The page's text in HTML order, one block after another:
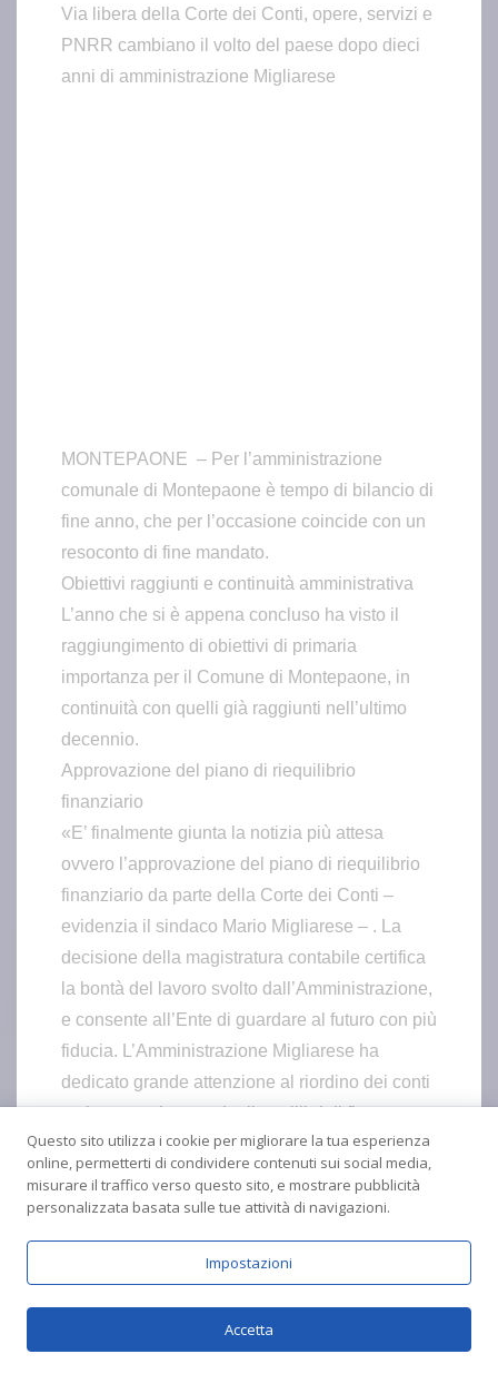
Via libera della Corte dei Conti, opere, servizi e
PNRR cambiano il volto del paese dopo dieci
anni di amministrazione Migliarese
MONTEPAONE – Per l’amministrazione
comunale di Montepaone è tempo di bilancio di
fine anno, che per l’occasione coincide con un
resoconto di fine mandato.
Obiettivi raggiunti e continuità amministrativa
L’anno che si è appena concluso ha visto il
raggiungimento di obiettivi di primaria
importanza per il Comune di Montepaone, in
continuità con quelli già raggiunti nell’ultimo
decennio.
Approvazione del piano di riequilibrio
finanziario
«E’ finalmente giunta la notizia più attesa
ovvero l’approvazione del piano di riequilibrio
finanziario da parte della Corte dei Conti –
evidenzia il sindaco Mario Migliarese – . La
decisione della magistratura contabile certifica
la bontà del lavoro svolto dall’Amministrazione,
e consente all’Ente di guardare al futuro con più
fiducia. L’Amministrazione Migliarese ha
dedicato grande attenzione al riordino dei conti
e al perseguimento degli equilibri di finanza
pubblica. L’esposizione debitoria migliora e tutti
i parametri finanziari denotano una costante e
significativa crescita. L’Ente è riuscito a
migliorare anche la capacità di riscossione dei
Migliarese e gli altri componenti della
Questo sito utilizza i cookie per migliorare la tua esperienza
online, permetterti di condividere contenuti sui social media,
misurare il traffico verso questo sito, e mostrare pubblicità
personalizzata basata sulle tue attività di navigazioni.
Impostazioni
Accetta